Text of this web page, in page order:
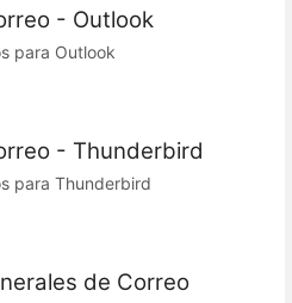
- Outlook
para Outlook
- Thunderbird
para Thunderbird
de Correo